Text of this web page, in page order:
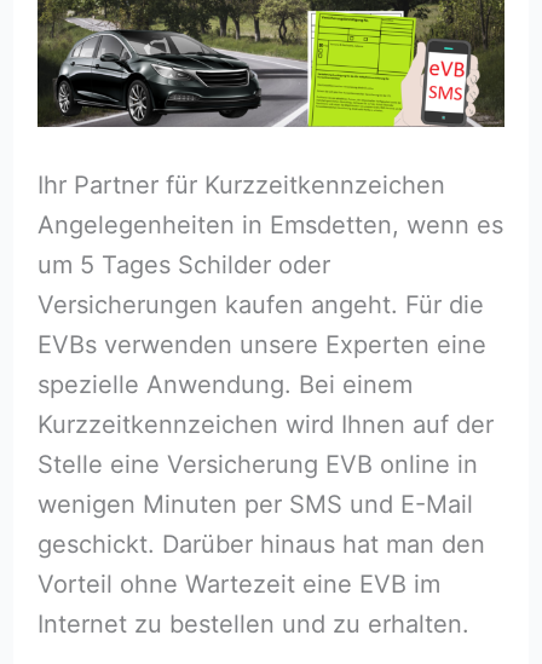
Ihr Partner für Kurzzeitkennzeichen
Angelegenheiten in Emsdetten, wenn es
um 5 Tages Schilder oder
Versicherungen kaufen angeht. Für die
EVBs verwenden unsere Experten eine
spezielle Anwendung. Bei einem
Kurzzeitkennzeichen wird Ihnen auf der
Stelle eine Versicherung EVB online in
wenigen Minuten per SMS und E-Mail
geschickt. Darüber hinaus hat man den
Vorteil ohne Wartezeit eine EVB im
Internet zu bestellen und zu erhalten.